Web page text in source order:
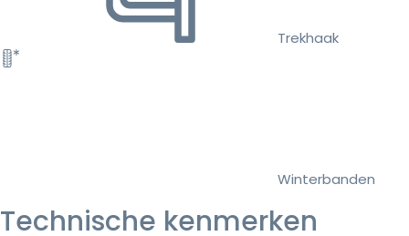
Trekhaak
Winterbanden
Technische kenmerken